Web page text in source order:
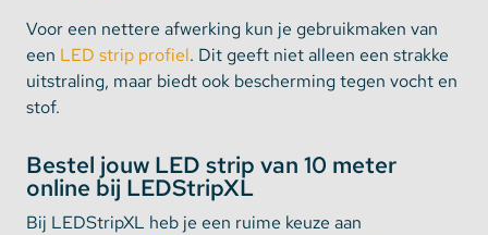
Voor een nettere afwerking kun je gebruikmaken van
een LED strip profiel. Dit geeft niet alleen een strakke
uitstraling, maar biedt ook bescherming tegen vocht en
stof.
Bestel jouw LED strip van 10 meter
online bij LEDStripXL
Bij LEDStripXL heb je een ruime keuze aan